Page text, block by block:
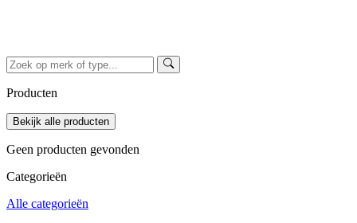
Producten
Geen producten gevonden
Categorieën
Alle categorieën